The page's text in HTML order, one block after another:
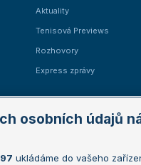
Aktuality
Tenisová Previews
Rozhovory
Express zprávy
Australian Open
osobních údajů
ukládáme do vašeho